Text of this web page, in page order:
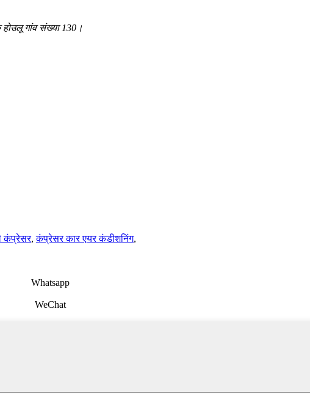
गांव संख्या 130।
कंप्रेसर,कंप्रेसर कार एयर कंडीशनिंग,
Whatsapp
WeChat